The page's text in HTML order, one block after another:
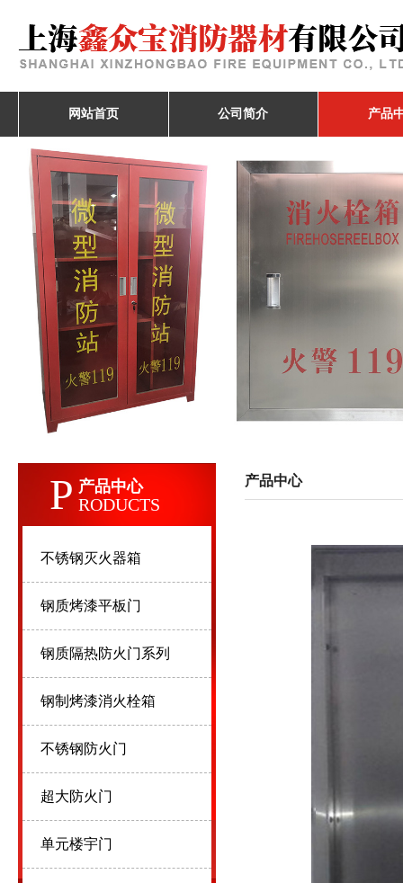
网站首页 公司简介 产品
P 产品中心
RODUCTS
不锈钢灭火器箱
钢质烤漆平板门
钢质隔热防火门系列
钢制烤漆消火栓箱
不锈钢防火门
超大防火门
单元楼宇门
产品中心